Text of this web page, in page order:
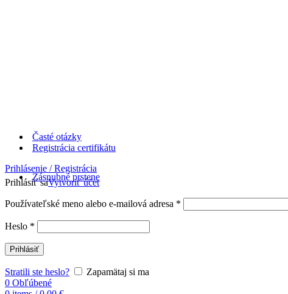
Časté otázky
Registrácia certifikátu
Prihlásenie / Registrácia
Prihlásiť saVytvoriť účet
Používateľské meno alebo e-mailová adresa *
Heslo *
Prihlásiť
Stratili ste heslo?
Zapamätaj si ma
0 Obľúbené
Zásnubné prstene